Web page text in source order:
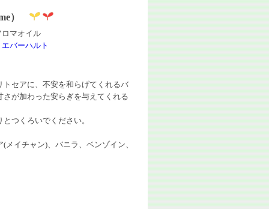
）
マオイル
バーハルト
トセアに、不安を和らげてくれるバ
さが加わった安らぎを与えてくれる
つくろいでください。
メイチャン)、バニラ、ベンゾイン、